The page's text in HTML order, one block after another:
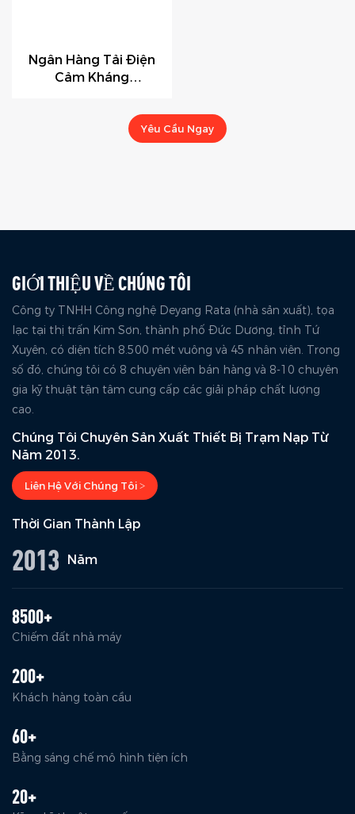
Ngân Hàng Tải Điện
Cảm Kháng
Yêu Cầu Ngay
GIỚI THIỆU VỀ CHÚNG TÔI
Công ty TNHH Công nghệ Deyang Rata (nhà sản xuất), tọa
lạc tại thị trấn Kim Sơn, thành phố Đức Dương, tỉnh Tứ
Xuyên, có diện tích 8.500 mét vuông và 45 nhân viên. Trong
số đó, chúng tôi có 8 chuyên viên bán hàng và 8-10 chuyên
gia kỹ thuật tận tâm cung cấp các giải pháp chất lượng
cao.
Chúng Tôi Chuyên Sản Xuất Thiết Bị Trạm Nạp Từ
Năm 2013.
Liên Hệ Với Chúng Tôi >
Thời Gian Thành Lập
2013 Năm
8500+
Chiếm đất nhà máy
200+
Khách hàng toàn cầu
60+
Bằng sáng chế mô hình tiện ích
20+